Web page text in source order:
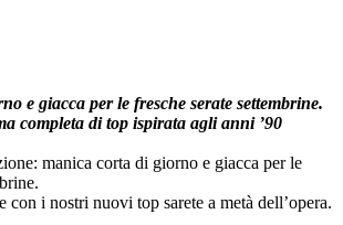
e giacca per le fresche serate settembrine.
completa di top ispirata agli anni ’90
manica corta di giorno e giacca per le
con i nostri nuovi top sarete a metà dell’opera.